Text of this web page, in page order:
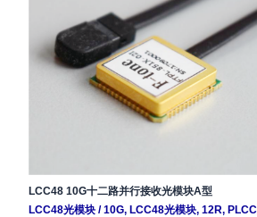
LCC48 10G十二路并行接收光模块A型
LCC48光模块/10G, LCC48光模块, 12R,